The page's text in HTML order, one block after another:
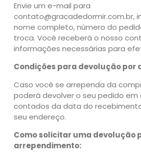
Envie um e-mail para
contato@gracadedormir.com.br,
nome completo, número do
troca. Você receberá o nosso
informações necessárias para
Condições para devolução por
Caso você se arrependa da
poderá devolver o seu pedido em
contados da data do
seu endereço.
Como solicitar uma devolução
arrependimento: